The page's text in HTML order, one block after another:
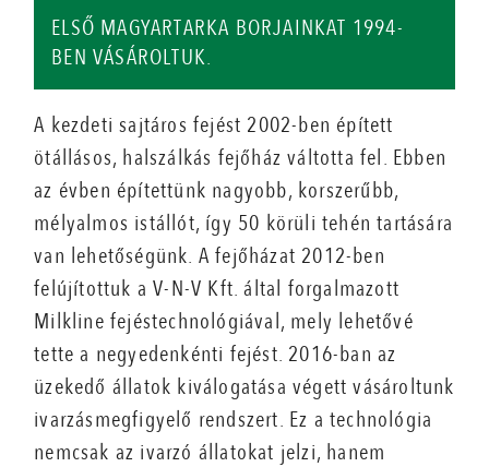
ELSŐ MAGYARTARKA BORJAINKAT 1994-
BEN VÁSÁROLTUK.
A kezdeti sajtáros fejést 2002-ben épített
ötállásos, halszálkás fejőház váltotta fel. Ebben
az évben építettünk nagyobb, korszerűbb,
mélyalmos istállót, így 50 körüli tehén tartására
van lehetőségünk. A fejőházat 2012-ben
felújítottuk a V-N-V Kft. által forgalmazott
Milkline fejéstechnológiával, mely lehetővé
tette a negyedenkénti fejést. 2016-ban az
üzekedő állatok kiválogatása végett vásároltunk
ivarzásmegfigyelő rendszert. Ez a technológia
nemcsak az ivarzó állatokat jelzi, hanem